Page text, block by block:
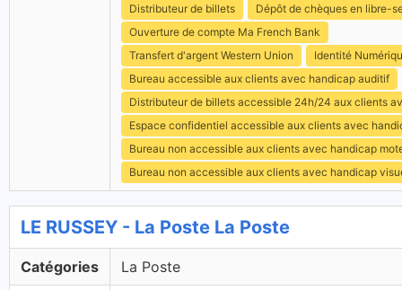
Distributeur de billets
Dépôt de chèques en libre-
Ouverture de compte Ma French Bank
Transfert d'argent Western Union
Identité
Bureau accessible aux clients avec handicap auditif
Distributeur de billets accessible 24h/24 aux clients
Espace confidentiel accessible aux clients avec
Bureau non accessible aux clients avec handicap
Bureau non accessible aux clients avec handicap
LE RUSSEY - La Poste La Poste
Catégories La Poste